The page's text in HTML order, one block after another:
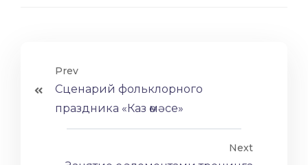
Prev
Сценарий фольклорного
праздника «Каз өмәсе»
Next